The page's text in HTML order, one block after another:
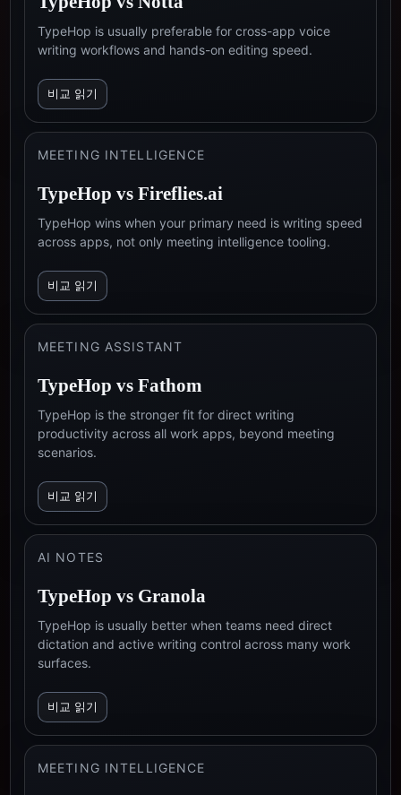
TypeHop is usually preferable for cross-app voice
writing workflows and hands-on editing speed.
비교 읽기
MEETING INTELLIGENCE
TypeHop vs Fireflies.ai
TypeHop wins when your primary need is writing speed
across apps, not only meeting intelligence tooling.
비교 읽기
MEETING ASSISTANT
TypeHop vs Fathom
TypeHop is the stronger fit for direct writing
productivity across all work apps, beyond meeting
scenarios.
비교 읽기
AI NOTES
TypeHop vs Granola
TypeHop is usually better when teams need direct
dictation and active writing control across many work
surfaces.
비교 읽기
MEETING INTELLIGENCE